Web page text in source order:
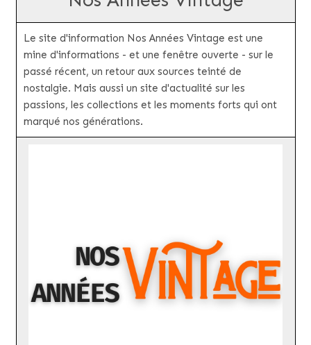
Le site d'information Nos Années Vintage est une
mine d'informations - et une fenêtre ouverte - sur le
passé récent, un retour aux sources teinté de
nostalgie. Mais aussi un site d'actualité sur les
passions, les collections et les moments forts qui ont
marqué nos générations.